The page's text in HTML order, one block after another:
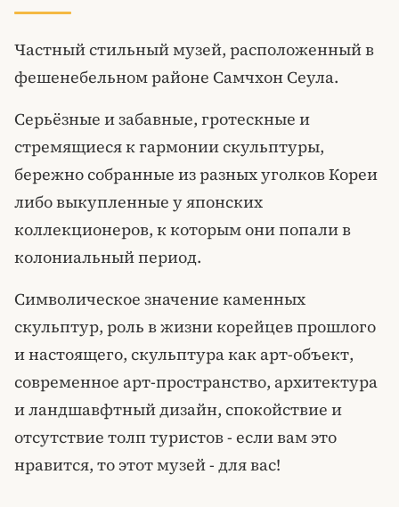
Частный стильный музей, расположенный в
фешенебельном районе Самчхон Сеула.
Серьёзные и забавные, гротескные и
стремящиеся к гармонии скульптуры,
бережно собранные из разных уголков Кореи
либо выкупленные у японских
коллекционеров, к которым они попали в
колониальный период.
Символическое значение каменных
скульптур, роль в жизни корейцев прошлого
и настоящего, скульптура как арт-объект,
современное арт-пространство, архитектура
и ландшавфтный дизайн, спокойствие и
отсутствие толп туристов - если вам это
нравится, то этот музей - для вас!